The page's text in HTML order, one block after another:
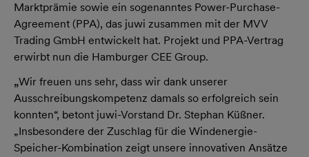
Marktprämie sowie ein sogenanntes Power-Purchase-
Agreement (PPA), das juwi zusammen mit der MVV
Trading GmbH entwickelt hat. Projekt und PPA-Vertrag
erwirbt nun die Hamburger CEE Group.
„Wir freuen uns sehr, dass wir dank unserer
Ausschreibungskompetenz damals so erfolgreich sein
konnten“, betont juwi-Vorstand Dr. Stephan Küßner.
„Insbesondere der Zuschlag für die Windenergie-
Speicher-Kombination zeigt unsere innovativen Ansätze